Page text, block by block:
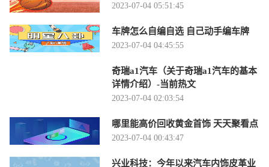
2023-07-04 05:51:45
车牌怎么自编自选 自己动手编车牌
2023-07-04 04:45:55
奇瑞a1汽车（关于奇瑞a1汽车的基本
详情介绍）-当前热文
2023-07-04 02:03:54
哪里能高价回收黄金首饰 天天聚看点
2023-07-04 00:43:47
兴业科技：今年以来汽车内饰皮革业